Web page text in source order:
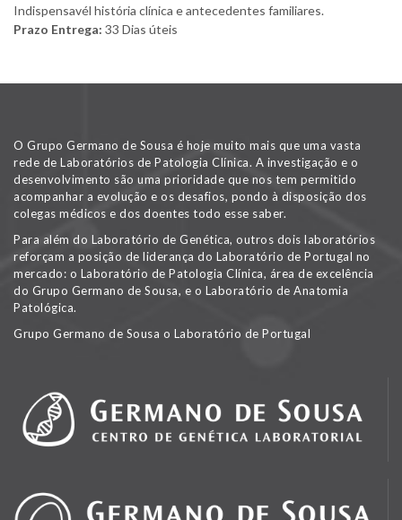
Indispensavél história clínica e antecedentes familiares.
Prazo Entrega: 33 Dias úteis
O Grupo Germano de Sousa é hoje muito mais que uma vasta
rede de Laboratórios de Patologia Clínica. A investigação e o
desenvolvimento são uma prioridade que nos tem permitido
acompanhar a evolução e os desafios, pondo à disposição dos
colegas médicos e dos doentes todo esse saber.
Para além do Laboratório de Genética, outros dois laboratórios
reforçam a posição de liderança do Laboratório de Portugal no
mercado: o Laboratório de Patologia Clínica, área de excelência
do Grupo Germano de Sousa, e o Laboratório de Anatomia
Patológica.
Grupo Germano de Sousa o Laboratório de Portugal